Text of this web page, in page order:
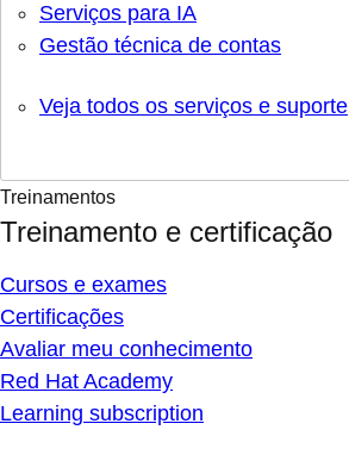
Serviços para IA
Gestão técnica de contas
Veja todos os serviços e suporte
Treinamentos
Treinamento e certificação
Cursos e exames
Certificações
Avaliar meu conhecimento
Red Hat Academy
Learning subscription